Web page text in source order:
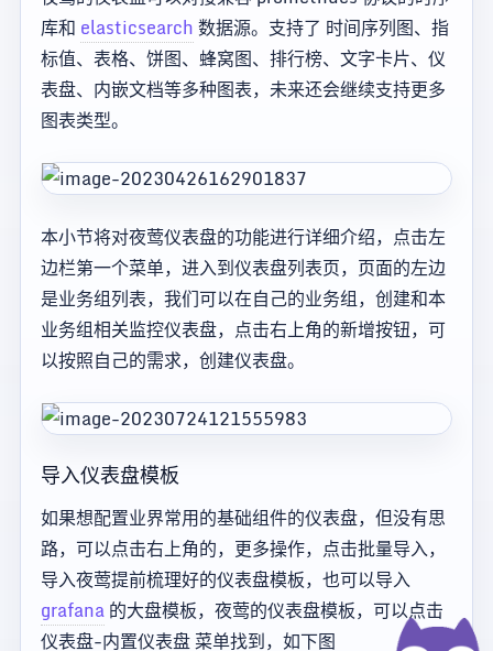
库和 elasticsearch数据源。支持了 时间序列图、指
标值、表格、饼图、蜂窝图、排行榜、文字卡片、仪
表盘、内嵌文档等多种图表，未来还会继续支持更多
图表类型。
本小节将对夜莺仪表盘的功能进行详细介绍，点击左
边栏第一个菜单，进入到仪表盘列表页，页面的左边
是业务组列表，我们可以在自己的业务组，创建和本
业务组相关监控仪表盘，点击右上角的新增按钮，可
以按照自己的需求，创建仪表盘。
导入仪表盘模板
如果想配置业界常用的基础组件的仪表盘，但没有思
路，可以点击右上角的，更多操作，点击批量导入，
导入夜莺提前梳理好的仪表盘模板，也可以导入
grafana的大盘模板，夜莺的仪表盘模板，可以点击
仪表盘-内置仪表盘 菜单找到，如下图